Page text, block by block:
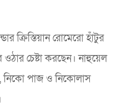
ক্রিস্তিয়ান রোমেরো হাঁটুর
চেষ্টা করছেন। নাহুয়েল
নিকো পাজ ও নিকোলাস